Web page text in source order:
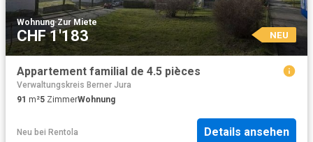
Wohnung·Zur Miete
CHF 1'183 NEU
Appartement familial de 4.5 pièces
Verwaltungskreis Berner Jura
91 m²5 ZimmerWohnung
Neu bei Rentola Details ansehen